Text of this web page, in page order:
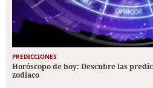
PREDICCIONES
Horóscopo de hoy: Descubre las
zodiaco